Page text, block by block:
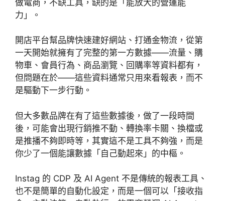
做電商，不缺工具，缺的是「能放大的營運能
力」。
開店平台幫品牌快速建好網站、打通金物流，從第
一天開始就擁有了完整的第一方數據——流量、購
物車、會員行為、商品瀏覽、回購率等資料都有，
但問題在於——這些資料通常只用來看報表，而不
是驅動下一步行動。
但大多數品牌在有了這些數據後，做了一段時間
後，可能會出現行銷推不動、轉換率卡關、換檔或
是推播不夠即時等，其實這不是工具不夠強，而是
你少了一個能讓數據「自己動起來」的中樞。
Instag 的 CDP 及 AI Agent 不是傳統的報表工具、
也不是簡單的自動化設定，而是一個可以「接收指